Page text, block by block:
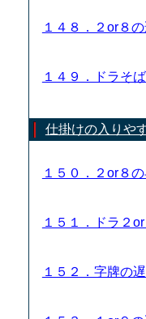
１４８．２or８
１４９．ドラそ
仕掛けの入りや
１５０．２or８
１５１．ドラ２
１５２．字牌の